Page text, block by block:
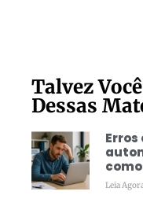
Talvez
Dessas
Leia